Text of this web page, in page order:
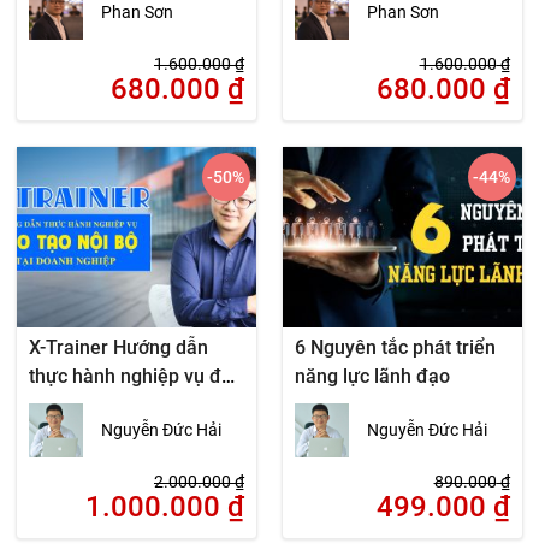
Phan Sơn
1.600.000₫
680.000 ₫
Phan Sơn
1.600.000₫
680.000 ₫
X-Trainer Hướng dẫn
thực hành nghiệp vụ đào
tạo nội bộ tại Doanh
nghiệp
Nguyễn Đức Hải
2.000.000₫
1.000.000 ₫
-50%
6 Nguyên tắc phát triển
năng lực lãnh đạo
Nguyễn Đức Hải
890.000₫
499.000 ₫
-44%